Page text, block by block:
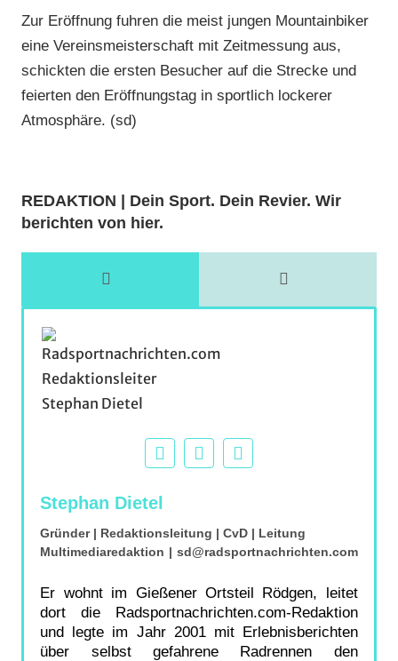
Zur Eröffnung fuhren die meist jungen Mountainbiker
eine Vereinsmeisterschaft mit Zeitmessung aus,
schickten die ersten Besucher auf die Strecke und
feierten den Eröffnungstag in sportlich lockerer
Atmosphäre. (sd)
REDAKTION | Dein Sport. Dein Revier. Wir
berichten von hier.
Stephan Dietel
Gründer | Redaktionsleitung | CvD | Leitung
Multimediaredaktion | sd@radsportnachrichten.com
Er wohnt im Gießener Ortsteil Rödgen, leitet
dort die Radsportnachrichten.com-Redaktion
und legte im Jahr 2001 mit Erlebnisberichten
über selbst gefahrene Radrennen den